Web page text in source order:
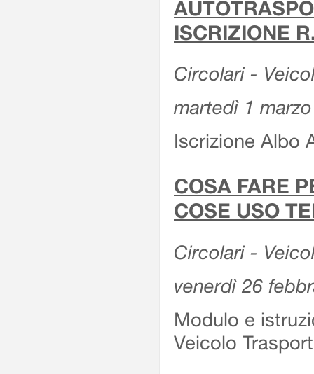
ISCRIZIONE
Circolari -
martedì 1
Iscrizione Albo
COSA FARE
COSE USO
Circolari -
venerdì 26
Modulo e
Veicolo